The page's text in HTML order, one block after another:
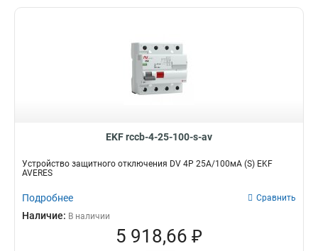
EKF rccb-4-25-100-s-av
Устройство защитного отключения DV 4P 25А/100мА (S) EKF
AVERES
Подробнее Сравнить
Наличие: В наличии
5 918,66 ₽